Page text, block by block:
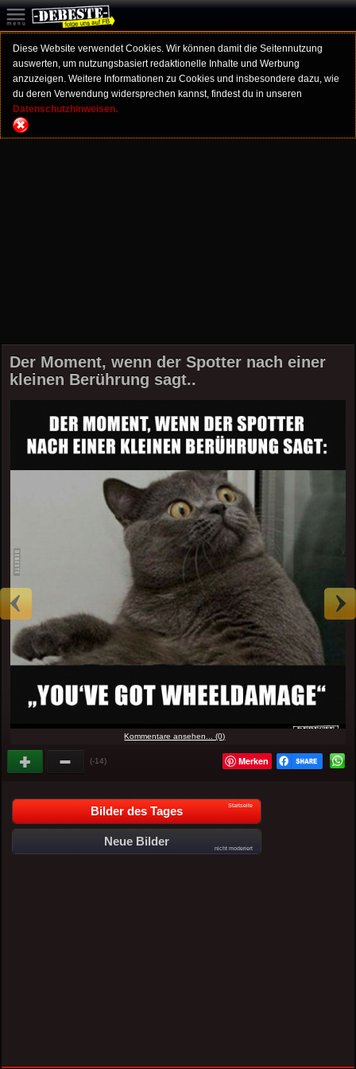
Diese Website verwendet Cookies. Wir können damit die Seitennutzung
auswerten, um nutzungsbasiert redaktionelle Inhalte und Werbung
anzuzeigen. Weitere Informationen zu Cookies und insbesondere dazu, wie
du deren Verwendung widersprechen kannst, findest du in unseren
Datenschutzhinweisen.
Der Moment, wenn der Spotter nach einer
kleinen Berührung sagt..
Kommentare ansehen... (0)
(-14) Merken
Bilder des Tages Startseite
Neue Bilder
nicht moderiert